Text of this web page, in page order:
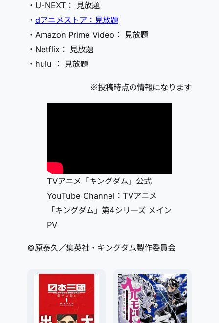
・U-NEXT： 見放題
・ dアニメストア：見放題
・Amazon Prime Video： 見放題
・Netflix： 見放題
・hulu ： 見放題
※投稿時点の情報になります
TVアニメ「キングダム」公式
YouTube Channel：TVアニメ
「キングダム」第4シリーズ メイン
PV
©原泰久／集英社・キングダム製作委員会